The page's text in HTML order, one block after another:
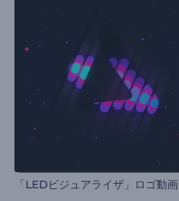
「LEDビジュアライザ」ロゴ動画